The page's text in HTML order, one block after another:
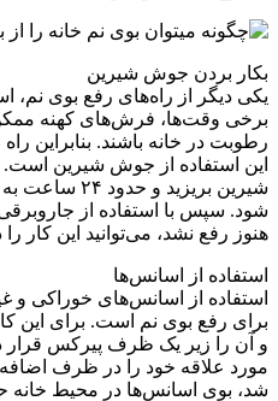
بکار بردن جوش شیرین
یکی دیگر از راه‌های رفع بوی
برخی وقت‌ها، فرش‌های کهنه
رطوبت در خانه باشند. بنابراین
این استفاده از جوش شیرین
شیرین بریزید
شود. سپس با استفاده از
هنوز رفع نشد، می‌توانید این کار را
استفاده از اسانس‌ها
استفاده از اسانس‌های خوراکی و
برای رفع بوی نم است. برای این
و آن را زیر یک ظرف پیرکس
مورد علاقه خود را در ظرف
شد، بوی اسانس‌ها در محیط